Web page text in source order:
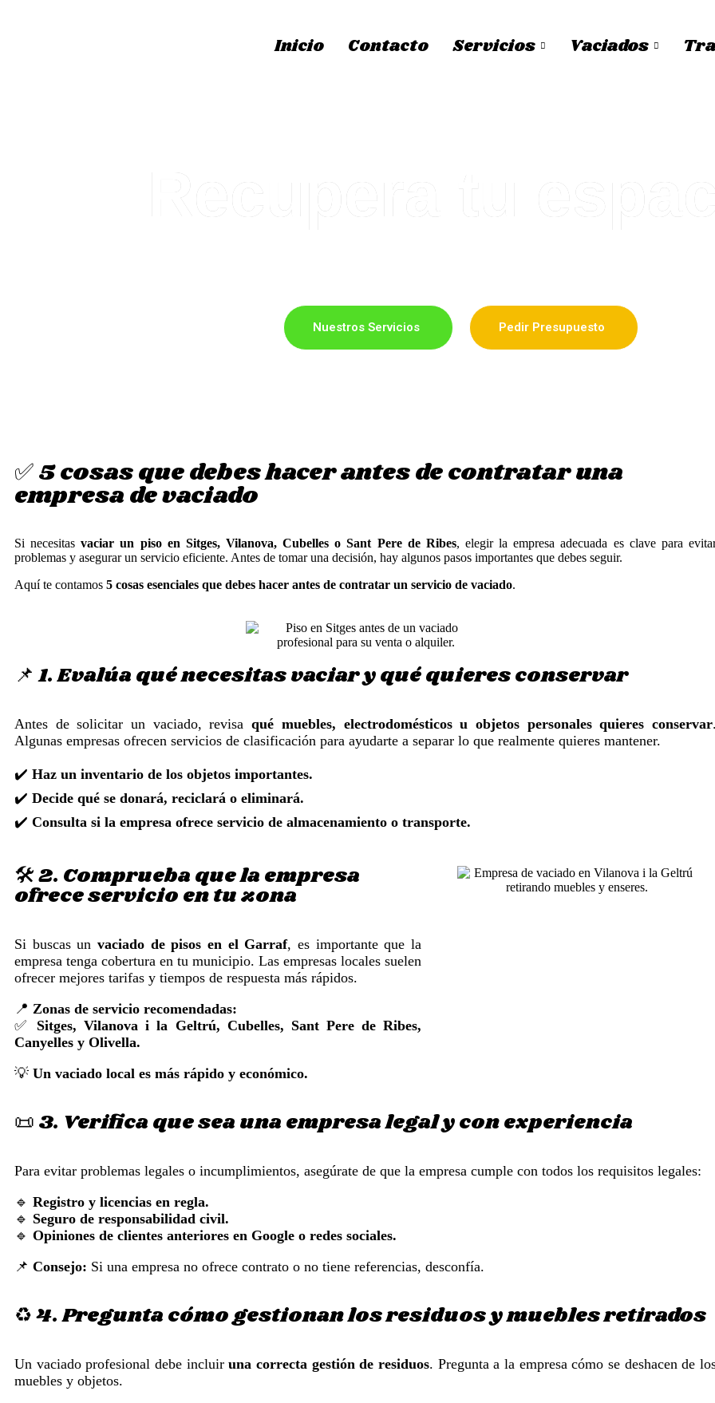
Inicio Contacto Servicios Vaciados
Nuestros Servicios Pedir Presupuesto
✅ 5 cosas que debes hacer antes de contratar una
empresa de vaciado
Si necesitasvaciar un piso en Sitges, Vilanova, Cubelles o Sant Pere de Ribes, elegir la empresa adecuada es clave para
problemas y asegurar un servicio eficiente. Antes de tomar una decisión, hay algunos pasos importantes que debes seguir.
Aquí te contamos 5 cosas esenciales que debes hacer antes de contratar un servicio de vaciado.
📌 1. Evalúa qué necesitas vaciar y qué quieres conservar
Antes de solicitar un vaciado, revisaqué muebles, electrodomésticos u objetos personales quieres conservar
Algunas empresas ofrecen servicios de clasificación para ayudarte a separar lo que realmente quieres mantener.
✔️ Haz un inventario de los objetos importantes.
✔️ Decide qué se donará, reciclará o eliminará.
✔️ Consulta si la empresa ofrece servicio de almacenamiento o transporte.
🛠️ 2. Comprueba que la empresa
ofrece servicio en tu zona
Si buscas un vaciado de pisos en el Garraf, es importante que la
empresa tenga cobertura en tu municipio. Las empresas locales suelen
ofrecer mejores tarifas y tiempos de respuesta más rápidos.
📍 Zonas de servicio recomendadas:
✅ Sitges, Vilanova i la Geltrú, Cubelles, Sant Pere de Ribes,
Canyelles y Olivella.
💡 Un vaciado local es más rápido y económico.
📜 3. Verifica que sea una empresa legal y con experiencia
Para evitar problemas legales o incumplimientos, asegúrate de que la empresa cumple con todos los requisitos legales:
🔹 Registro y licencias en regla.
🔹 Seguro de responsabilidad civil.
🔹 Opiniones de clientes anteriores en Google o redes sociales.
📌 Consejo: Si una empresa no ofrece contrato o no tiene referencias, desconfía.
♻️ 4. Pregunta cómo gestionan los residuos y muebles retirados
Un vaciado profesional debe incluiruna correcta gestión de residuos. Pregunta a la empresa cómo se deshacen de
muebles y objetos.